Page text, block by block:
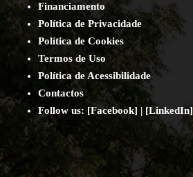
Financiamento
Política de Privacidade
Política de Cookies
Termos de Uso
Política de Acessibilidade
Contactos
Follow us: [Facebook] | [LinkedIn]